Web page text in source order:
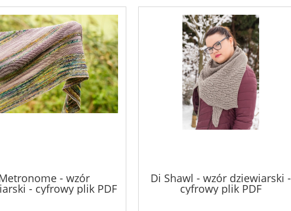
- wzór
- cyfrowy plik PDF
Di Shawl - wzór dziewiarski -
cyfrowy plik PDF